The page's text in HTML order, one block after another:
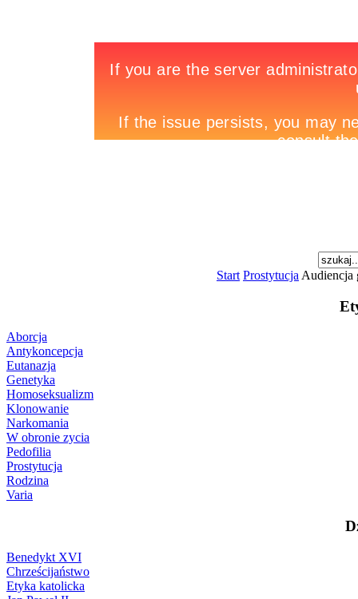
Start Prostytucja Audiencja
Aborcja
Antykoncepcja
Eutanazja
Genetyka
Homoseksualizm
Klonowanie
Narkomania
W obronie zycia
Pedofilia
Prostytucja
Rodzina
Varia
Benedykt XVI
Chrześcijaństwo
Etyka katolicka